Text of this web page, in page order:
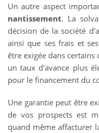
Un autre aspect
nantissement. La
décision de la société
ainsi que ses frais et
être exigée dans
un taux d'avance plus
pour le financement du
Une garantie peut être
de vos prospects est
quand même affacturer